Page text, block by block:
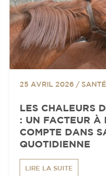
25 AVRIL 2026 / SANTÉ
LES CHALEURS
: UN FACTEUR À
COMPTE DANS
QUOTIDIENNE
LIRE LA SUITE